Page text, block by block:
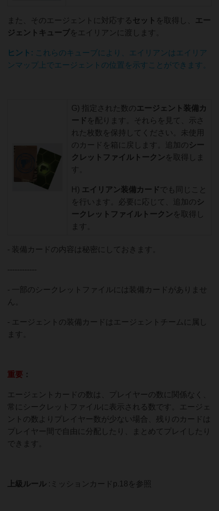
また、そのエージェントに対応する セット を取得し、 エー
ジェントキューブ をエイリアンに渡します。
ヒント: これらのキューブにより、エイリアンはエイリア
ンマップ上でエージェントの位置を示すことができます。
G) 指定された数のエージェント装備カ
ード を配ります。それらを見て、示さ
れた枚数を保持してください。未使用
のカードを箱に戻します。追加のシー
クレットファイルトークン を取得しま
す。
H) エイリアン装備カードでも同じこと
を行います。必要に応じて、追加のシ
ークレットファイルトークン を取得し
ます。
- 装備カードの内容は秘密にしておきます。
------------
- 一部のシークレットファイルには装備カードがありませ
ん。
- エージェントの装備カードはエージェントチームに属し
ます。
重要 ：
エージェントカードの数は、プレイヤーの数に関係なく、
常にシークレットファイルに表示される数です。エージェ
ントの数よりプレイヤー数が少ない場合、残りのカードは
プレイヤー間で自由に分配したり、まとめてプレイしたり
できます。
上級ルール :ミッションカードp.18を参照